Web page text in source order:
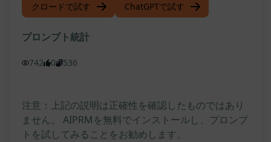
クロードで試す ChatGPTで試す
プロンプト統計
742 0 536
注意：上記の説明は正確性を確認したものではあり
ません。 AIPRMを無料でインストールし、プロンプ
トを試してみることをお勧めします。